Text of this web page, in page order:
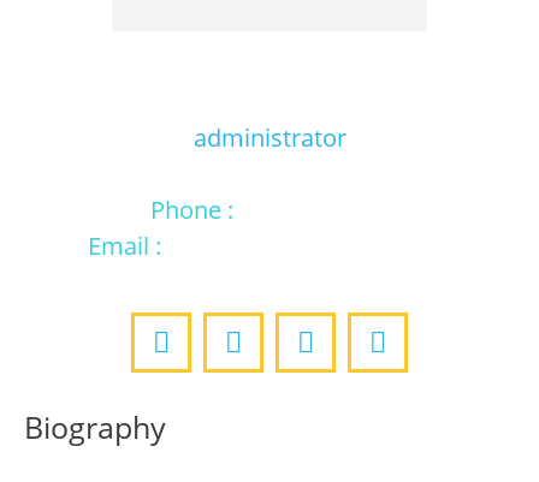
administrator
Phone :
Email :
FacebookInstagramPinterestWhatsapp
Biography